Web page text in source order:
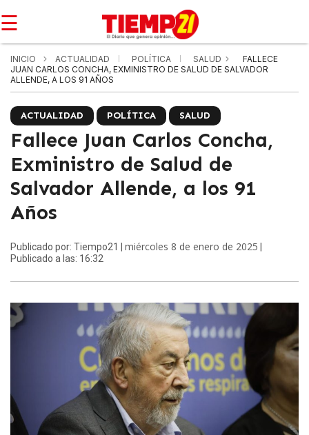
☰
INICIO ACTUALIDAD POLÍTICA SALUD
FALLECE
JUAN CARLOS CONCHA, EXMINISTRO DE SALUD DE SALVADOR
ALLENDE, A LOS 91 AÑOS
ACTUALIDAD POLÍTICA SALUD
Fallece Juan Carlos Concha,
Exministro de Salud de
Salvador Allende, a los 91
Años
Publicado por: Tiempo21 | miércoles 8 de enero de 2025
Publicado a las: 16:32